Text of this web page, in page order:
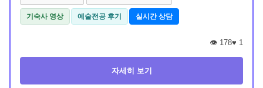
기숙사 영상 예술전공 후기 실시간 상담
👁️ 178♥ 1
자세히 보기